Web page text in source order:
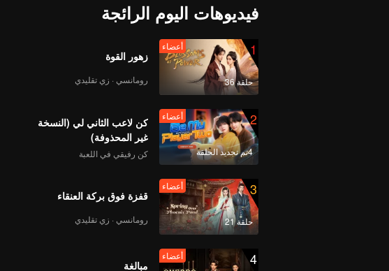
فيديوهات اليوم الرائجة
1
حلقة 36
أعضاء
زهور القوة
رومانسي · زي تقليدي
2
4تم تجديد الحلقة
أعضاء
كن لاعب الثاني لي (النسخة
غير المحذوفة)
كن رفيقي في اللعبة
3
حلقة 21
أعضاء
قفزة فوق بركة العنقاء
رومانسي · زي تقليدي
4 أعضاء
مبالغة